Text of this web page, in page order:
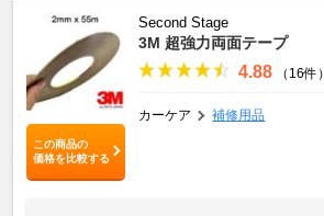
この商品の
価格を比較する
Second Stage
3M 超強力両面テープ
4.88 （16件）
カーケア 補修用品